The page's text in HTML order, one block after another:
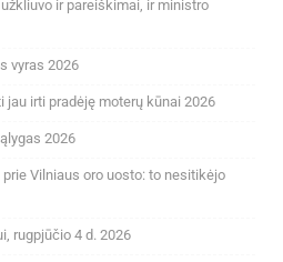
ir pareiškimai, ir ministro
vyras 2026
jau irti pradėję moterų kūnai 2026
2026
Vilniaus oro uosto: to nesitikėjo
rugpjūčio 4 d. 2026